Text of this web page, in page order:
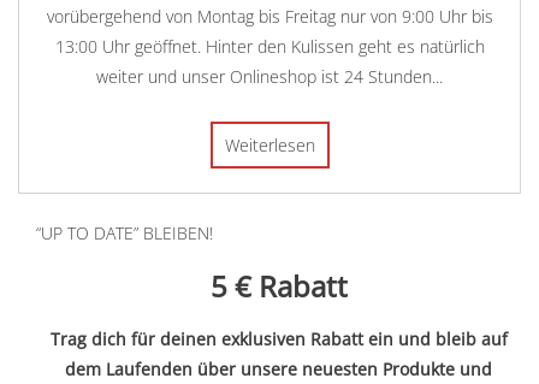
vorübergehend von Montag bis Freitag nur von 9:00 Uhr bis
13:00 Uhr geöffnet. Hinter den Kulissen geht es natürlich
weiter und unser Onlineshop ist 24 Stunden...
Weiterlesen
“UP TO DATE” BLEIBEN!
5 € Rabatt
Trag dich für deinen exklusiven Rabatt ein und bleib auf
dem Laufenden über unsere neuesten Produkte und